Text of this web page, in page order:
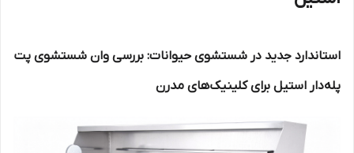
استاندارد جدید در شستشوی حیوانات: بررسی وان شستشوی پت
پله‌دار استیل برای کلینیک‌های مدرن